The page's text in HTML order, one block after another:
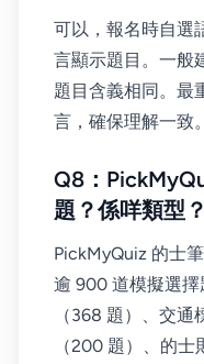
可以，報名時自選
言顯示題目。一般
題目含義相同。最
言，確保理解一致。
Q8：
題？係咩類型？
PickMyQuiz 的士
逾 900 道模擬選
（368 題）、交
（200 題）、的